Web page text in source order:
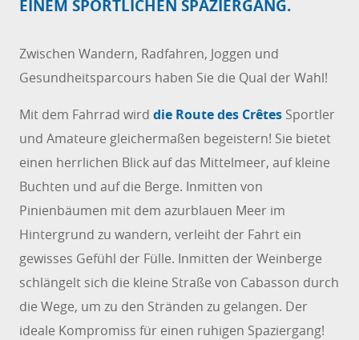
EINEM SPORTLICHEN SPAZIERGANG.
Zwischen Wandern, Radfahren, Joggen und
Gesundheitsparcours haben Sie die Qual der Wahl!
Mit dem Fahrrad wird die Route des Crêtes Sportler
und Amateure gleichermaßen begeistern! Sie bietet
einen herrlichen Blick auf das Mittelmeer, auf kleine
Buchten und auf die Berge. Inmitten von
Pinienbäumen mit dem azurblauen Meer im
Hintergrund zu wandern, verleiht der Fahrt ein
gewisses Gefühl der Fülle. Inmitten der Weinberge
schlängelt sich die kleine Straße von Cabasson durch
die Wege, um zu den Stränden zu gelangen. Der
ideale Kompromiss für einen ruhigen Spaziergang!